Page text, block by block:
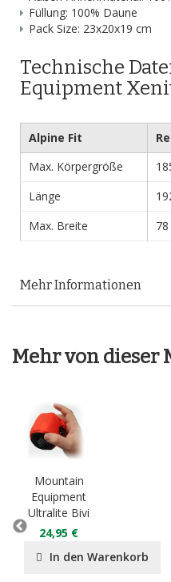
Füllung: 100% Daune
Pack Size: 23x20x19 cm
Technische
Equipment
Alpine Fit
Max. Körpergröße
Länge
Max. Breite
78
Mehr Informationen
Mehr von dieser
Mountain
Equipment
Ultralite Bivi
24,95 €
In den Warenkorb